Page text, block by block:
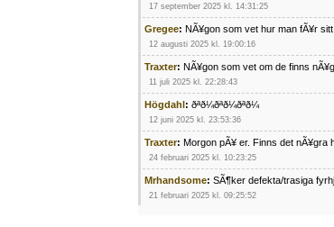
17 september 2025 kl. 14:31:25
Gregee: NÃ¥gon som vet hur man fÃ¥r
12 augusti 2025 kl. 19:00:16
Traxter: NÃ¥gon som vet om de finns
11 juli 2025 kl. 22:28:43
Högdahl: ðªð¼ðªð¼ðªð¼
12 juni 2025 kl. 23:53:36
Traxter: Morgon pÃ¥ er. Finns det nÃ¥gra
24 februari 2025 kl. 10:23:25
Mrhandsome: SÃ¶ker defekta/trasiga
21 februari 2025 kl. 09:25:52